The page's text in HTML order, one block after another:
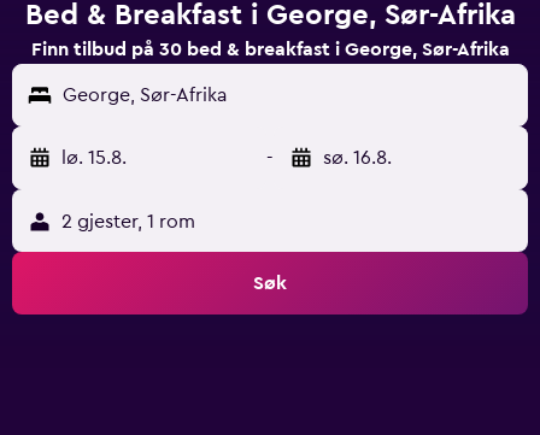
Bed & Breakfast i George, Sør-Afrika
Finn tilbud på 30 bed & breakfast i George, Sør-Afrika
George, Sør-Afrika
lø. 15.8. - sø. 16.8.
2 gjester, 1 rom
Søk